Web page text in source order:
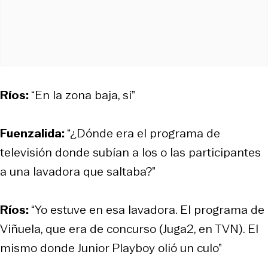
Ríos:“En la zona baja, sí”
Fuenzalida:“¿Dónde era el programa de
televisión donde subían a los o las participantes
a una lavadora que saltaba?”
Ríos:“Yo estuve en esa lavadora. El programa de
Viñuela, que era de concurso (Juga2, en TVN). El
mismo donde Junior Playboy olió un culo”